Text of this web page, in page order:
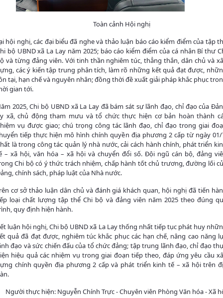
Toàn cảnh Hội nghị
hội nghị, các đại biểu đã nghe và thảo luận báo cáo kiểm điểm của tập
bộ UBND xã La Lay năm 2025; báo cáo kiểm điểm của cá nhân Bí thư
và từng đảng viên. Với tinh thần nghiêm túc, thẳng thắn, dân chủ và
các ý kiến tập trung phân tích, làm rõ những kết quả đạt được,
tại, hạn chế và nguyên nhân; đồng thời đề xuất giải pháp khắc phục
gian tới.
2025, Chi bộ UBND xã La Lay đã bám sát sự lãnh đạo, chỉ đạo của
xã, chủ động tham mưu và tổ chức thực hiện cơ bản hoàn thành
vụ được giao; chú trọng công tác lãnh đạo, chỉ đạo trong giai
tiếp thực hiện mô hình chính quyền địa phương 2 cấp từ ngày 01/
là trong công tác quản lý nhà nước, cải cách hành chính, phát triển
– xã hội, văn hóa – xã hội và chuyển đổi số. Đội ngũ cán bộ, đảng
Chi bộ có ý thức trách nhiệm, chấp hành tốt chủ trương, đường lối
chính sách, pháp luật của Nhà nước.
cơ sở thảo luận dân chủ và đánh giá khách quan, hội nghị đã tiến
loại chất lượng tập thể Chi bộ và đảng viên năm 2025 theo đúng
quy định hiện hành.
luận hội nghị, Chi bộ UBND xã La Lay thống nhất tiếp tục phát huy
quả đã đạt được, nghiêm túc khắc phục các hạn chế, nâng cao năng
đạo và sức chiến đấu của tổ chức đảng; tập trung lãnh đạo, chỉ đạo
hiệu quả các nhiệm vụ trong giai đoạn tiếp theo, đáp ứng yêu cầu
chính quyền địa phương 2 cấp và phát triển kinh tế – xã hội trên
Người thực hiện: Nguyễn Chính Trực - Chuyên viên Phòng Văn hóa - Xã